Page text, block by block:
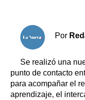
Por
Se realizó una
punto de contacto
para acompañar el
aprendizaje, el